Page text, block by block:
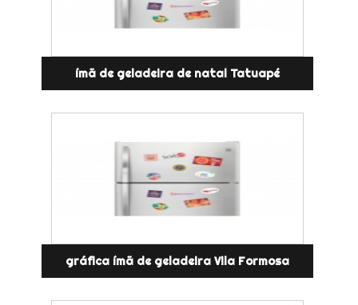
ímã de geladeira de natal Tatuapé
gráfica ímã de geladeira Vila Formosa